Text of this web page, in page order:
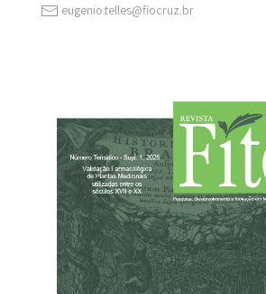
eugenio.telles@fiocruz.br